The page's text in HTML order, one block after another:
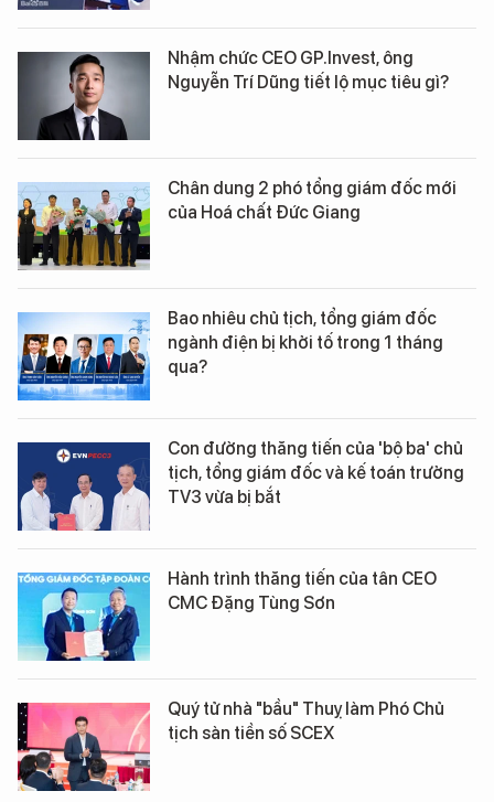
Nhậm chức CEO GP.Invest, ông
Nguyễn Trí Dũng tiết lộ mục tiêu gì?
Chân dung 2 phó tổng giám đốc mới
của Hoá chất Đức Giang
Bao nhiêu chủ tịch, tổng giám đốc
ngành điện bị khởi tố trong 1 tháng
qua?
Con đường thăng tiến của 'bộ ba' chủ
tịch, tổng giám đốc và kế toán trưởng
TV3 vừa bị bắt
Hành trình thăng tiến của tân CEO
CMC Đặng Tùng Sơn
Quý tử nhà "bầu" Thuỵ làm Phó Chủ
tịch sàn tiền số SCEX